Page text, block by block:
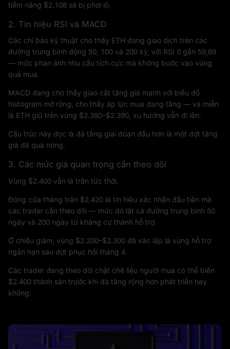
tiềm năng $2.108 sẽ bị phơi lộ.
2. Tín hiệu RSI và MACD
Các chỉ báo kỹ thuật cho thấy ETH đang giao dịch trên các
đường trung bình động 50, 100 và 200 kỳ, với RSI ở gần 59,89
— mức phản ánh nhu cầu tích cực mà không bước vào vùng
quá mua.
MACD đang cho thấy giao cắt tăng giá mạnh với biểu đồ
histogram mở rộng, cho thấy áp lực mua đang tăng — và miễn
là ETH giữ trên vùng $2.380–$2.390, xu hướng vẫn đi lên.
Cấu trúc này đọc là đà tăng giai đoạn đầu hơn là một đợt tăng
giá đã quá nóng.
3. Các mức giá quan trọng cần theo dõi
Vùng $2.400 vẫn là trần tức thời.
Đóng cửa tháng trên $2.420 là tín hiệu xác nhận đầu tiên mà
các trader cần theo dõi — mức đó lật cả đường trung bình 50
ngày và 200 ngày từ kháng cự thành hỗ trợ.
Ở chiều giảm, vùng $2.200–$2.300 đã xác lập là vùng hỗ trợ
ngắn hạn sau đợt phục hồi tháng 4.
Các trader đang theo dõi chặt chẽ liệu người mua có thể biến
$2.400 thành sàn trước khi đà tăng rộng hơn phát triển hay
không.